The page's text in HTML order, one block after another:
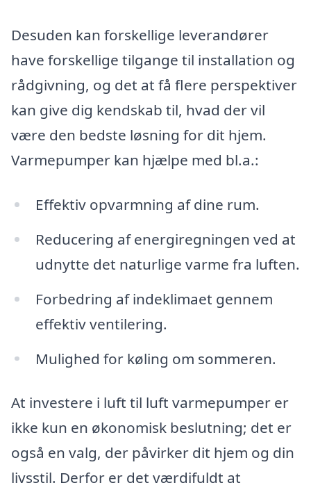
Desuden kan forskellige leverandører
have forskellige tilgange til installation og
rådgivning, og det at få flere perspektiver
kan give dig kendskab til, hvad der vil
være den bedste løsning for dit hjem.
Varmepumper kan hjælpe med bl.a.:
Effektiv opvarmning af dine rum.
Reducering af energiregningen ved at
udnytte det naturlige varme fra luften.
Forbedring af indeklimaet gennem
effektiv ventilering.
Mulighed for køling om sommeren.
At investere i luft til luft varmepumper er
ikke kun en økonomisk beslutning; det er
også en valg, der påvirker dit hjem og din
livsstil. Derfor er det værdifuldt at